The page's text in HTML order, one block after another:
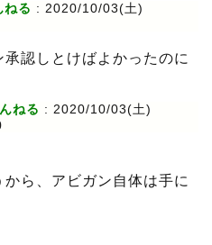
ねる : 2020/10/03(土)
認しとけばよかったのに
ねる : 2020/10/03(土)
ら、アビガン自体は手に